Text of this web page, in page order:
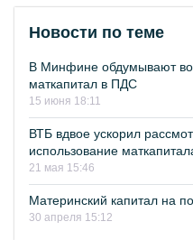
Новости по теме
В Минфине обдумывают
маткапитал в ПДС
15 июня 18:11
ВТБ вдвое ускорил
использование
21 мая 15:46
Материнский капитал на
30 апреля 15:12